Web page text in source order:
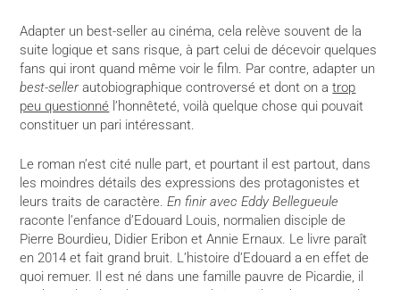
Adapter un best-seller au cinéma, cela relève souvent de la
suite logique et sans risque, à part celui de décevoir quelques
fans qui iront quand même voir le film. Par contre, adapter un
best-sellerautobiographique controversé et dont on atrop
peu questionné l’honnêteté, voilà quelque chose qui pouvait
constituer un pari intéressant.
Le roman n’est cité nulle part, et pourtant il est partout, dans
les moindres détails des expressions des protagonistes et
leurs traits de caractère.En finir avec Eddy Bellegueule
raconte l’enfance d’Edouard Louis, normalien disciple de
Pierre Bourdieu, Didier Eribon et Annie Ernaux. Le livre paraît
en 2014 et fait grand bruit. L’histoire d’Edouard a en effet de
quoi remuer. Il est né dans une famille pauvre de Picardie, il